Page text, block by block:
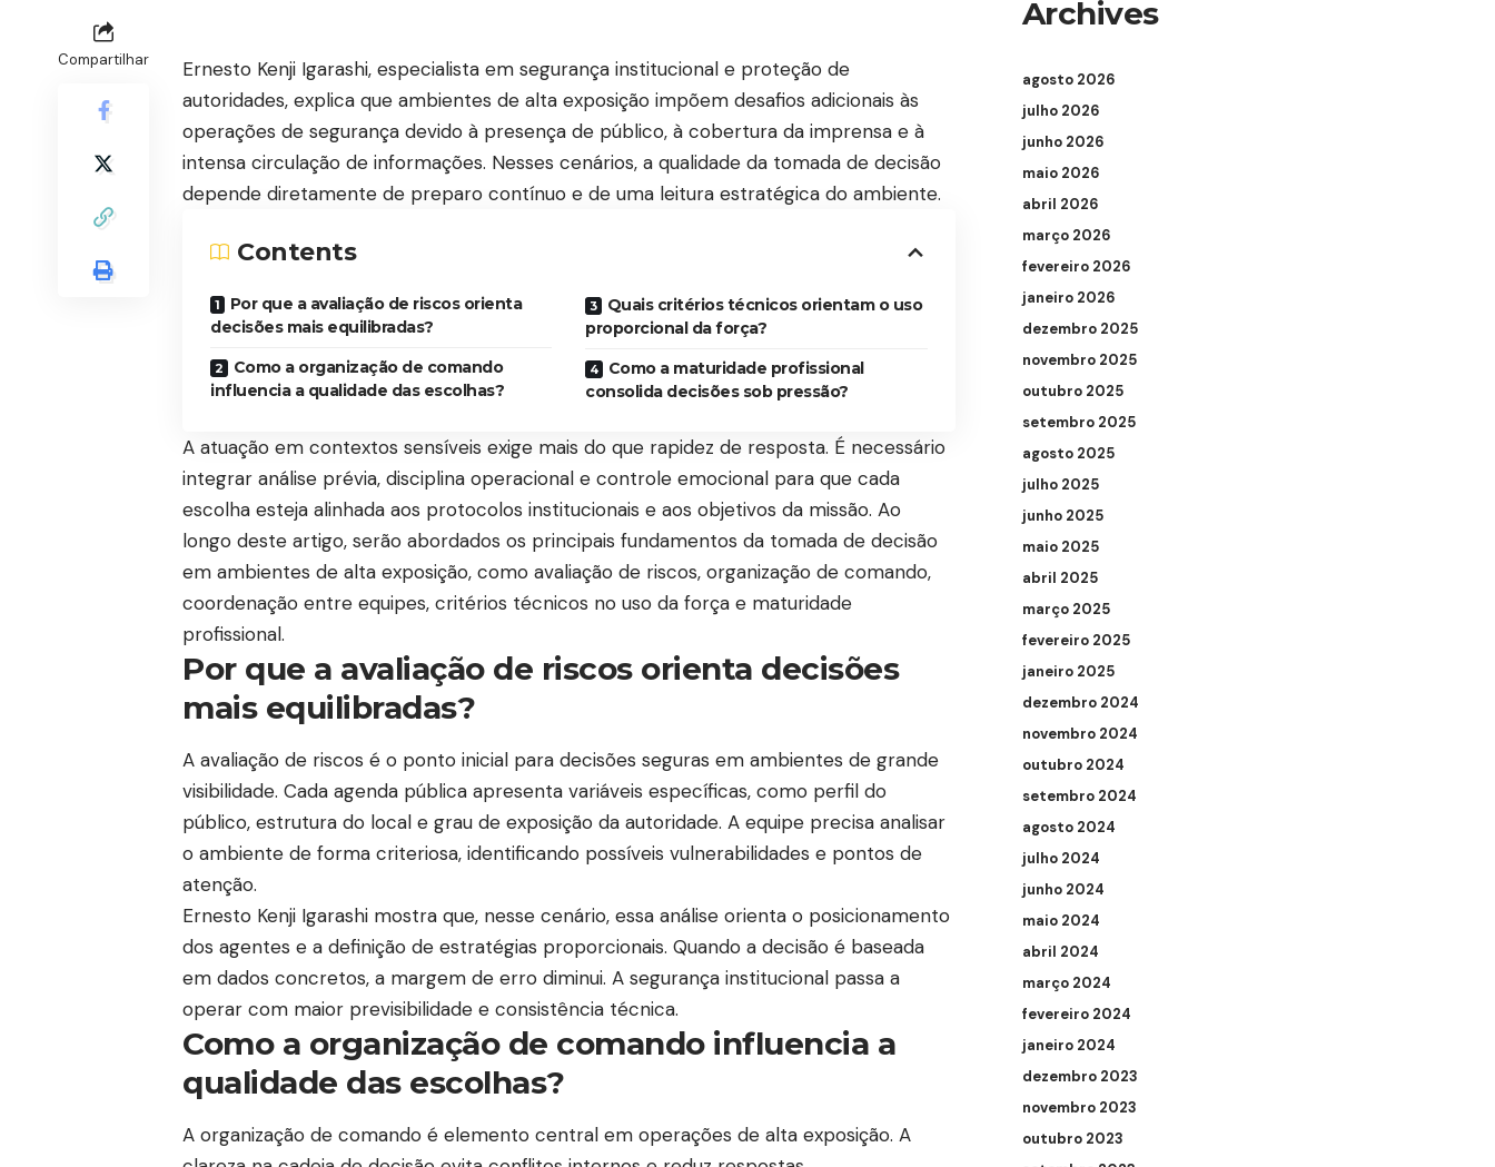
Compartilhar
Ernesto Kenji Igarashi, especialista em segurança institucional e proteção de
autoridades, explica que ambientes de alta exposição impõem desafios adicionais às
operações de segurança devido à presença de público, à cobertura da imprensa e à
intensa circulação de informações. Nesses cenários, a qualidade da tomada de decisão
depende diretamente de preparo contínuo e de uma leitura estratégica do ambiente.
Contents
Por que a avaliação de riscos orienta
decisões mais equilibradas?
Como a organização de comando
influencia a qualidade das escolhas?
Quais critérios técnicos orientam o uso
proporcional da força?
Como a maturidade profissional
consolida decisões sob pressão?
A atuação em contextos sensíveis exige mais do que rapidez de resposta. É necessário
integrar análise prévia, disciplina operacional e controle emocional para que cada
escolha esteja alinhada aos protocolos institucionais e aos objetivos da missão. Ao
longo deste artigo, serão abordados os principais fundamentos da tomada de decisão
em ambientes de alta exposição, como avaliação de riscos, organização de comando,
coordenação entre equipes, critérios técnicos no uso da força e maturidade
profissional.
Por que a avaliação de riscos orienta decisões
mais equilibradas?
A avaliação de riscos é o ponto inicial para decisões seguras em ambientes de grande
visibilidade. Cada agenda pública apresenta variáveis específicas, como perfil do
público, estrutura do local e grau de exposição da autoridade. A equipe precisa analisar
o ambiente de forma criteriosa, identificando possíveis vulnerabilidades e pontos de
atenção.
Ernesto Kenji Igarashi mostra que, nesse cenário, essa análise orienta o posicionamento
dos agentes e a definição de estratégias proporcionais. Quando a decisão é baseada
em dados concretos, a margem de erro diminui. A segurança institucional passa a
operar com maior previsibilidade e consistência técnica.
Como a organização de comando influencia a
qualidade das escolhas?
A organização de comando é elemento central em operações de alta exposição. A
Archives
agosto 2026
julho 2026
junho 2026
maio 2026
abril 2026
março 2026
fevereiro 2026
janeiro 2026
dezembro 2025
novembro 2025
outubro 2025
setembro 2025
agosto 2025
julho 2025
junho 2025
maio 2025
abril 2025
março 2025
fevereiro 2025
janeiro 2025
dezembro 2024
novembro 2024
outubro 2024
setembro 2024
agosto 2024
julho 2024
junho 2024
maio 2024
abril 2024
março 2024
fevereiro 2024
janeiro 2024
dezembro 2023
novembro 2023
outubro 2023